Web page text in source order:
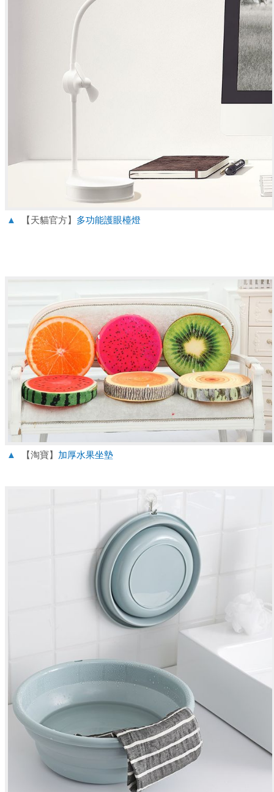
▲ 【天貓官方】 多功能護眼檯燈
▲ 【淘寶】 加厚水果坐墊